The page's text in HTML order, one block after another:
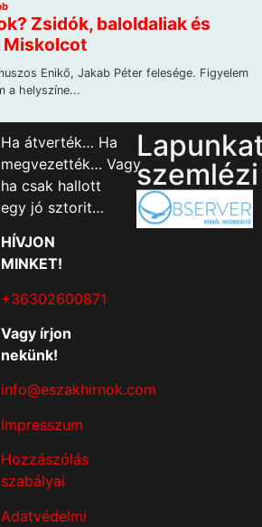
Ha átverték… Ha
megvezették… Vagy
ha csak hallott
egy jó sztorit…
HÍVJON
MINKET!
+36302600871
Vagy írjon
nekünk!
info@eszakhirnok.com
Impresszum
Hozzászólás
szabályai
Adatvédelmi
szemlézi